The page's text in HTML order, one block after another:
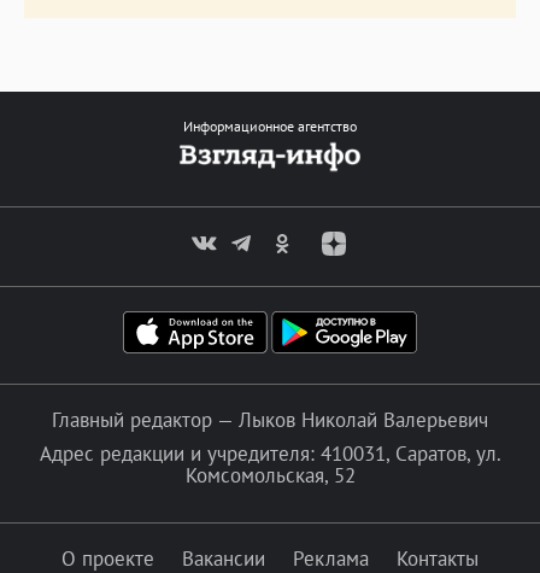
Информационное агентство
Главный редактор — Лыков Николай Валерьевич
Адрес редакции и учредителя: 410031, Саратов, ул.
Комсомольская, 52
О проекте Вакансии Реклама
Контакты